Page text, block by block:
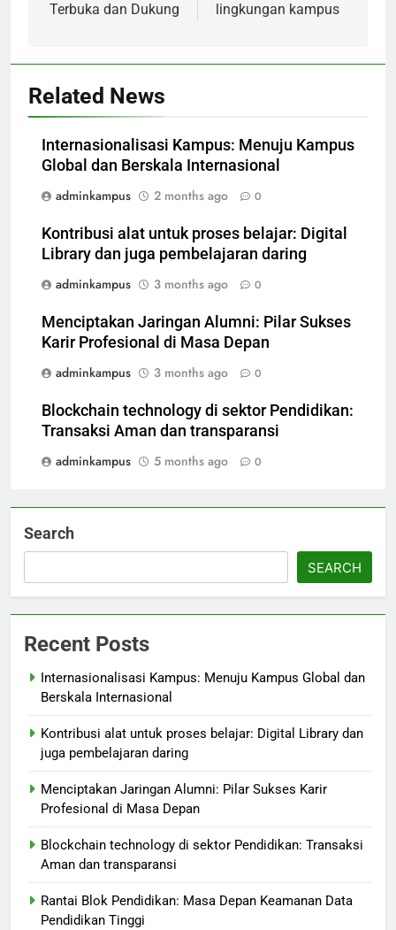
Terbuka dan Dukung
lingkungan kampus
Related News
Internasionalisasi Kampus: Menuju Kampus
Global dan Berskala Internasional
adminkampus
2 months ago 0
Kontribusi alat untuk proses belajar: Digital
Library dan juga pembelajaran daring
adminkampus
3 months ago 0
Menciptakan Jaringan Alumni: Pilar Sukses
Karir Profesional di Masa Depan
adminkampus
3 months ago 0
Blockchain technology di sektor Pendidikan:
Transaksi Aman dan transparansi
adminkampus
5 months ago 0
Search
SEARCH
Recent Posts
Internasionalisasi Kampus: Menuju Kampus Global dan
Berskala Internasional
Kontribusi alat untuk proses belajar: Digital Library dan
juga pembelajaran daring
Menciptakan Jaringan Alumni: Pilar Sukses Karir
Profesional di Masa Depan
Blockchain technology di sektor Pendidikan: Transaksi
Aman dan transparansi
Rantai Blok Pendidikan: Masa Depan Keamanan Data
Pendidikan Tinggi